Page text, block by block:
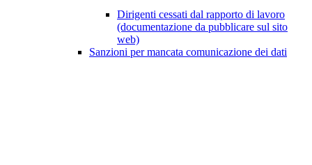
Dirigenti cessati dal rapporto di lavoro
(documentazione da pubblicare sul sito
web)
Sanzioni per mancata comunicazione dei dati